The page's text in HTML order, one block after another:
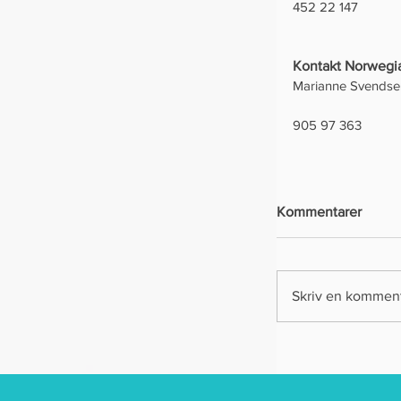
452 22 147
Kontakt
Marianne
905 97 363
Kommentarer
Skriv en